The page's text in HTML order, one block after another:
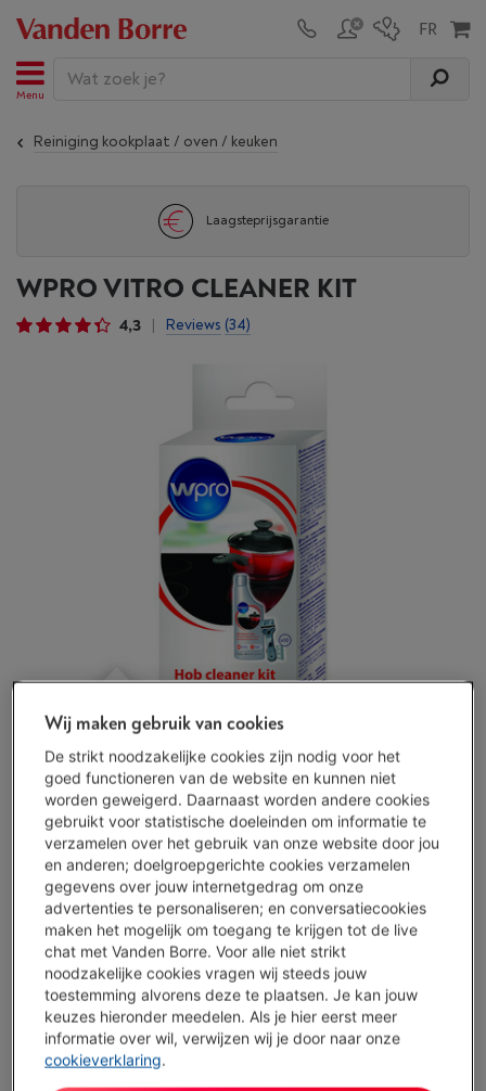
Menu
Reiniging kookplaat / oven / keuken
Laagsteprijsgarantie
WPRO VITRO CLEANER KIT
4,3 Reviews (34)
Beperkt beschikbaar-Bekijk voorraad
€ 16,99
Koop nu
Vergelijken
Specificaties
Wij maken gebruik van cookies
De strikt noodzakelijke cookies zijn nodig voor het
goed functioneren van de website en kunnen niet
worden geweigerd. Daarnaast worden andere cookies
gebruikt voor statistische doeleinden om informatie te
verzamelen over het gebruik van onze website door jou
en anderen; doelgroepgerichte cookies verzamelen
gegevens over jouw internetgedrag om onze
advertenties te personaliseren; en conversatiecookies
maken het mogelijk om toegang te krijgen tot de live
chat met Vanden Borre. Voor alle niet strikt
noodzakelijke cookies vragen wij steeds jouw
toestemming alvorens deze te plaatsen. Je kan jouw
keuzes hieronder meedelen. Als je hier eerst meer
informatie over wil, verwijzen wij je door naar onze
cookieverklaring.